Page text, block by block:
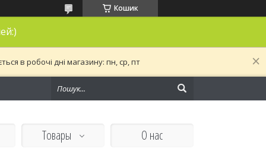
Кошик
в робочі дні магазину: пн, ср, пт
Товары О нас